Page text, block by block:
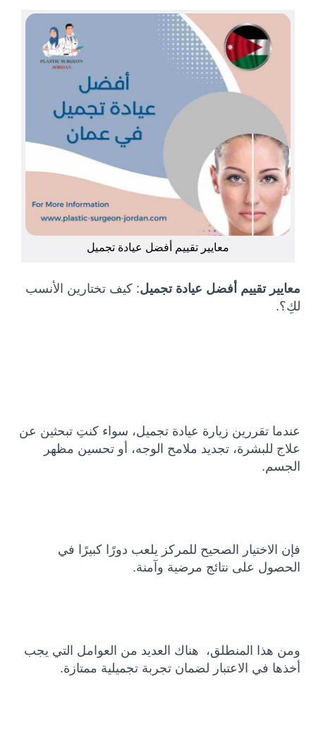
معايير تقييم أفضل عيادة تجميل
معايير تقييم أفضل عيادة تجميل: كيف تختارين الأنسب
لكِ؟.
عندما تقررين زيارة عيادة تجميل، سواء كنتِ تبحثين عن
علاج للبشرة، تجديد ملامح الوجه، أو تحسين مظهر
الجسم.
فإن الاختيار الصحيح للمركز يلعب دورًا كبيرًا في
الحصول على نتائج مرضية وآمنة.
ومن هذا المنطلق، هناك العديد من العوامل التي يجب
أخذها في الاعتبار لضمان تجربة تجميلية ممتازة.